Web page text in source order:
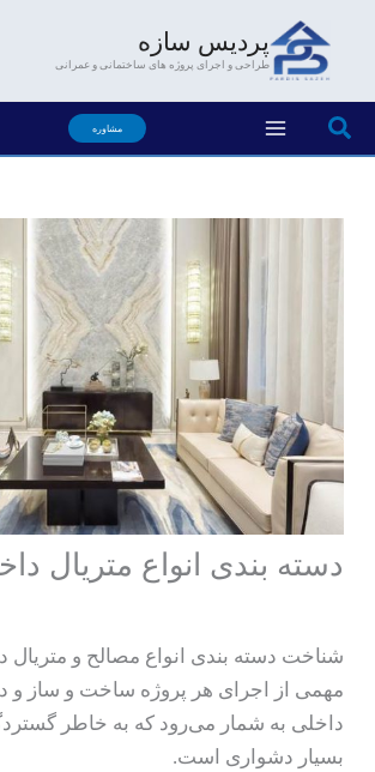
پردیس سازه
طراحی و اجرای پروژه های ساختمانی و عمرانی
جستجو مشاوره
دسته بندی انواع متریال
شناخت دسته بندی انواع مصالح و
مهمی از اجرای هر پروژه ساخت و ساز و
داخلی به شمار می‌رود که به خاطر
بسیار دشواری است.